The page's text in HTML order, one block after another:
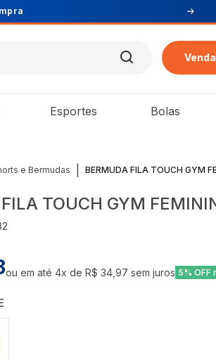
Esportes Bolas
e Bermudas BERMUDA FILA TOUCH GYM
TOUCH GYM
ou em até4x deR$ 34,97 sem juros 5% OFF